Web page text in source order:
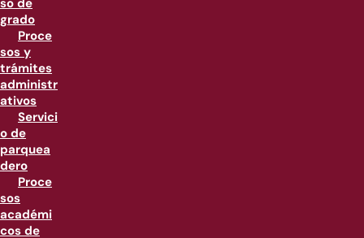
so de
grado
Proce
sos y
trámites
administr
ativos
Servici
o de
parquea
dero
Proce
sos
académi
cos de